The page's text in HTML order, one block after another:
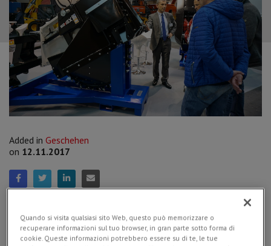
Added in Geschehen
on 12.11.2017
With a flow of 110,000 visitors, this trade exhibition has
become a point of reference for the whole green
Quando si visita qualsiasi sito Web, questo può memorizzare o
recuperare informazioni sul tuo browser, in gran parte sotto forma di
cookie. Queste informazioni potrebbero essere su di te, le tue